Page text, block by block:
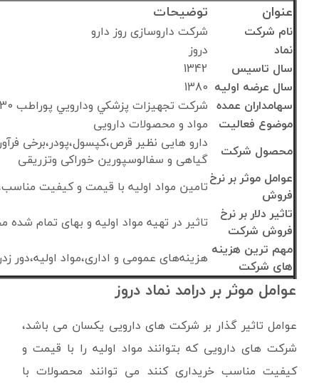
عنوان توضیحات
نام شرکت
شرکت داروسازی روز دارو
نماد
دروز
سال تاسیس
1342
سال عرضه اولیه 1380
سهامداران عمده شركت تجهيزات پزشكي ودارويي پوراطب 30 درصد
موضوع فعالیت
مواد و محصولات دارویی
محصول شرکت
دارو هایی نظیر قرص،کپسول،پودر،برخی
گياهی و سفالوسپورين خوراکی وتزريقی
عوامل موثر بر نرخ
فروش
تامین مواد اولیه با قیمت و کیفیت
تاثیر دلار بر نرخ
فروش شرکت
تاثیر در تهیه مواد اولیه و بهای تمام
مهم ترین هزینه
های شرکت
هزینه‌های عمومی و اداری،مواد اولیه،دور
عوامل موثر بر درامد نماد دروز
عوامل تاثیر گذار بر شرکت های دارویی یکسان می باشد،
شرکت های دارویی که بتوانند مواد اولیه را با قیمت و
کیفیت مناسب خریداری کنند می توانند محصولات با